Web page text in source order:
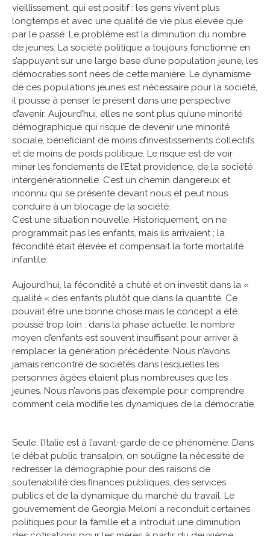
vieillissement, qui est positif : les gens vivent plus
longtemps et avec une qualité de vie plus élevée que
par le passé. Le problème est la diminution du nombre
de jeunes. La société politique a toujours fonctionné en
s’appuyant sur une large base d’une population jeune, les
démocraties sont nées de cette manière. Le dynamisme
de ces populations jeunes est nécessaire pour la société,
il pousse à penser le présent dans une perspective
d’avenir. Aujourd’hui, elles ne sont plus qu’une minorité
démographique qui risque de devenir une minorité
sociale, bénéficiant de moins d’investissements collectifs
et de moins de poids politique. Le risque est de voir
miner les fondements de l’Etat providence, de la société
intergénérationnelle. C’est un chemin dangereux et
inconnu qui se présente devant nous et peut nous
conduire à un blocage de la société.
C’est une situation nouvelle. Historiquement, on ne
programmait pas les enfants, mais ils arrivaient ; la
fécondité était élevée et compensait la forte mortalité
infantile.
Aujourd’hui, la fécondité a chuté et on investit dans la «
qualité « des enfants plutôt que dans la quantité. Ce
pouvait être une bonne chose mais le concept a été
poussé trop loin : dans la phase actuelle, le nombre
moyen d’enfants est souvent insuffisant pour arriver à
remplacer la génération précédente. Nous n’avons
jamais rencontré de sociétés dans lesquelles les
personnes âgées étaient plus nombreuses que les
jeunes. Nous n’avons pas d’exemple pour comprendre
comment cela modifie les dynamiques de la démocratie.
Seule, l’Italie est à l’avant-garde de ce phénomène. Dans
le débat public transalpin, on souligne la nécessité de
redresser la démographie pour des raisons de
soutenabilité des finances publiques, des services
publics et de la dynamique du marché du travail. Le
gouvernement de Georgia Meloni a reconduit certaines
politiques pour la famille et a introduit une diminution